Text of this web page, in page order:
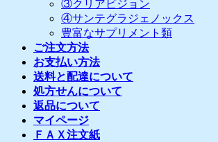
③クリアビジョン
④サンテグラジェノックス
豊富なサプリメント類
ご注文方法
お支払い方法
送料と配達について
処方せんについて
返品について
マイページ
ＦＡＸ注文紙